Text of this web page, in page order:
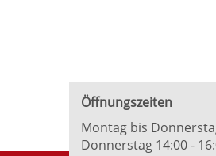
Öffnungszeiten
Montag bis
Donnerstag 14:00 -